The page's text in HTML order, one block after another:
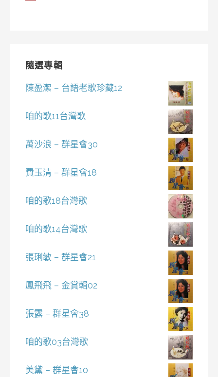
隨選專輯
陳盈潔 – 台語老歌珍藏12
咱的歌11台灣歌
萬沙浪 – 群星會30
費玉清 – 群星會18
咱的歌18台灣歌
咱的歌14台灣歌
張琍敏 – 群星會21
鳳飛飛 – 金賞輯02
張露 – 群星會38
咱的歌03台灣歌
美黛 – 群星會10